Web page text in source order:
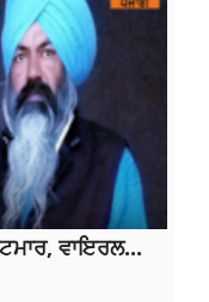
ਵਾਇਰਲ...